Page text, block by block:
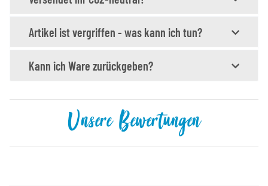
Artikel ist vergriffen - was kann ich tun?
Kann ich Ware zurückgeben?
Unsere Bewertungen